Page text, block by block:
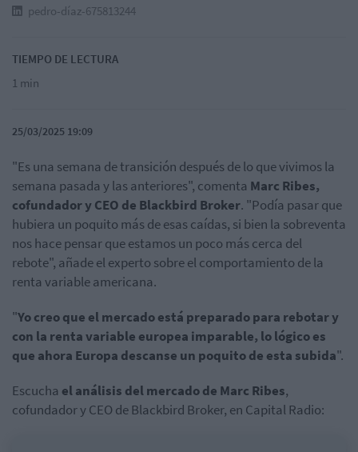
pedro-díaz-675813244
TIEMPO DE LECTURA
1 min
25/03/2025 19:09
"Es una semana de transición después de lo que vivimos la
semana pasada y las anteriores", comenta Marc Ribes,
cofundador y CEO de Blackbird Broker. "Podía pasar que
hubiera un poquito más de esas caídas, si bien la sobreventa
nos hace pensar que estamos un poco más cerca del
rebote", añade el experto sobre el comportamiento de la
renta variable americana.
"Yo creo que el mercado está preparado para rebotar y
con la renta variable europea imparable, lo lógico es
que ahora Europa descanse un poquito de esta subida".
Escucha el análisis del mercado de Marc Ribes,
cofundador y CEO de Blackbird Broker, en Capital Radio: